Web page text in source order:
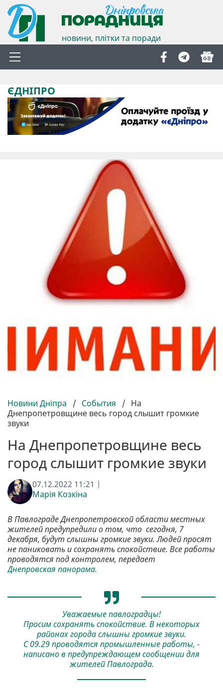
новини, плітки та поради
ЄДНІПРО
Новини Дніпра / События / На
Днепропетровщине весь город слышит громкие
звуки
На Днепропетровщине весь
город слышит громкие звуки
07.12.2022 11:21 |
Марія Козкіна
В Павлограде Днепропетровской области местных
жителей предупредили о том, что сегодня, 7
декабря, будут слышны громкие звуки. Людей просят
не паниковать и сохранять спокойствие. Все работы
проводятся под контролем, передает
Днепровская панорама.
Уважаемые павлоградцы!
Просим сохранять спокойствие. В некоторых
районах города слышны громкие звуки.
С 09.29 проводятся промышленные работы, -
написано в предупреждающем сообщении для
жителей Павлограда.